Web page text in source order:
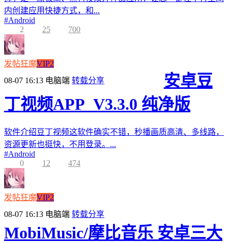
内创建应用快捷方式，和...
#Android
2
25 700
发帖狂魔VIP2
08-07 16:13 电脑端 转载分享
安卓豆
丁视频APP_V3.3.0 纯净版
软件介绍豆丁视频这软件确实不错，秒播画质高清、多线路，
资源更新也挺快，不用登录。...
#Android
0
12 474
发帖狂魔VIP2
08-07 16:13 电脑端 转载分享
MobiMusic/摩比音乐 安卓三大